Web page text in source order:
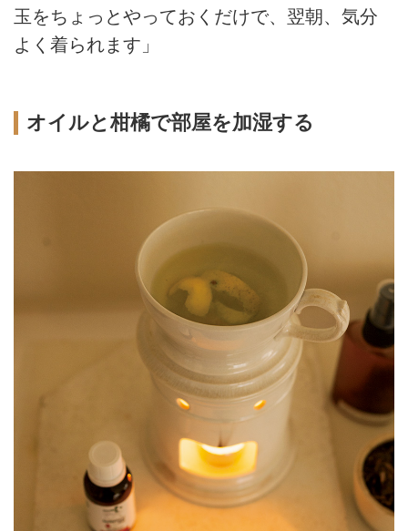
玉をちょっとやっておくだけで、翌朝、気分
よく着られます」
オイルと柑橘で部屋を加湿する